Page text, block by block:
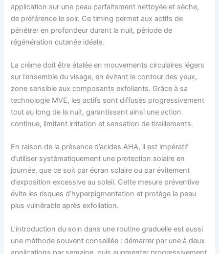
application sur une peau parfaitement nettoyée et sèche,
de préférence le soir. Ce timing permet aux actifs de
pénétrer en profondeur durant la nuit, période de
régénération cutanée idéale.
La crème doit être étalée en mouvements circulaires légers
sur l’ensemble du visage, en évitant le contour des yeux,
zone sensible aux composants exfoliants. Grâce à sa
technologie MVE, les actifs sont diffusés progressivement
tout au long de la nuit, garantissant ainsi une action
continue, limitant irritation et sensation de tiraillements.
En raison de la présence d’acides AHA, il est impératif
d’utiliser systématiquement une protection solaire en
journée, que ce soit par écran solaire ou par évitement
d’exposition excessive au soleil. Cette mesure préventive
évite les risques d’hyperpigmentation et protège la peau
plus vulnérable après exfoliation.
L’introduction du soin dans une routine graduelle est aussi
une méthode souvent conseillée : démarrer par une à deux